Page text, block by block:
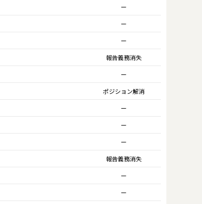
ー
ー
ー
報告義務消失
ー
ポジション解消
ー
ー
ー
報告義務消失
ー
ー